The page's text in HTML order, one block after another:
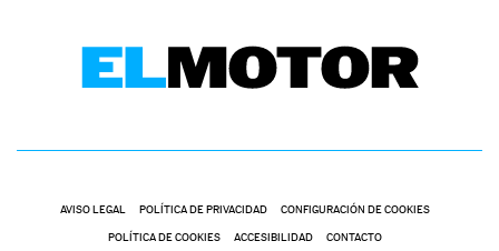
AVISO LEGAL POLÍTICA DE PRIVACIDAD CONFIGURACIÓN DE COOKIES
POLÍTICA DE COOKIES ACCESIBILIDAD CONTACTO